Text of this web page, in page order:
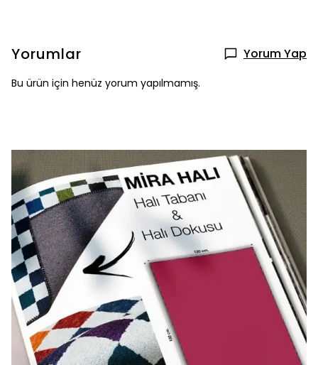
Yorumlar Yorum Yap
Bu ürün için henüz yorum yapılmamış.